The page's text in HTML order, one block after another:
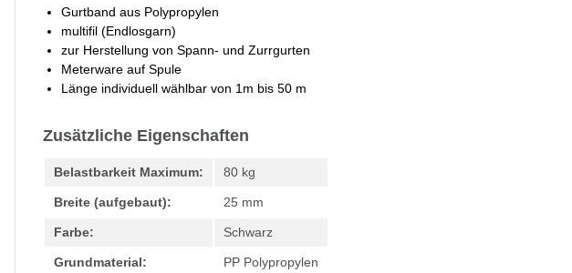
Gurtband aus Polypropylen
multifil (Endlosgarn)
zur Herstellung von Spann- und Zurrgurten
Meterware auf Spule
Länge individuell wählbar von 1m bis 50 m
Zusätzliche Eigenschaften
Belastbarkeit Maximum: 80 kg
Breite (aufgebaut): 25 mm
Farbe: Schwarz
Grundmaterial: PP Polypropylen